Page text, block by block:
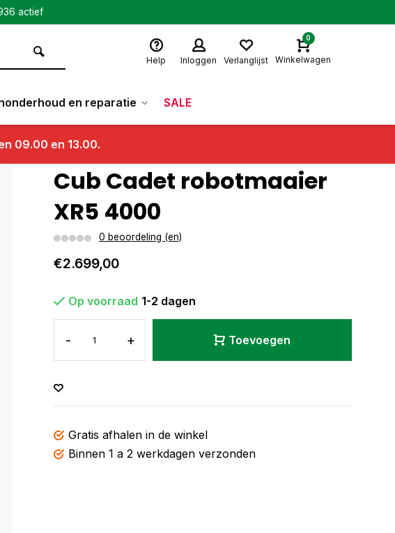
actief
Help Inloggen Verlanglijst
0
Winkelwagen
en reparatie SALE
09.00 en 13.00.
Cub Cadet robotmaaier
XR5 4000
0 beoordeling (en)
€2.699,00
Op voorraad 1-2 dagen
- + Toevoegen
Gratis afhalen in de winkel
Binnen 1 a 2 werkdagen verzonden